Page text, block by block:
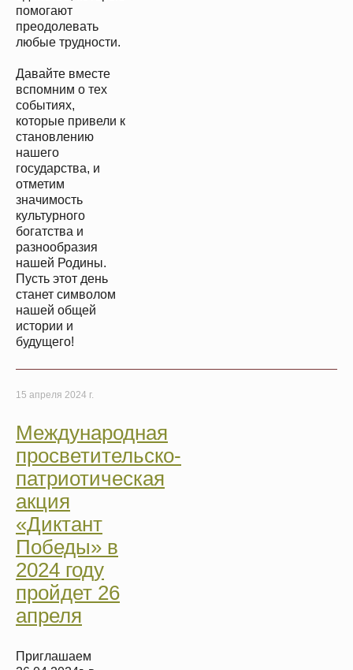
помогают
преодолевать
любые трудности.
Давайте вместе
вспомним о тех
событиях,
которые привели к
становлению
нашего
государства, и
отметим
значимость
культурного
богатства и
разнообразия
нашей Родины.
Пусть этот день
станет символом
нашей общей
истории и
будущего!
15 апреля 2024 г.
Международная
просветительско-
патриотическая
акция
«Диктант
Победы» в
2024 году
пройдет 26
апреля
Приглашаем